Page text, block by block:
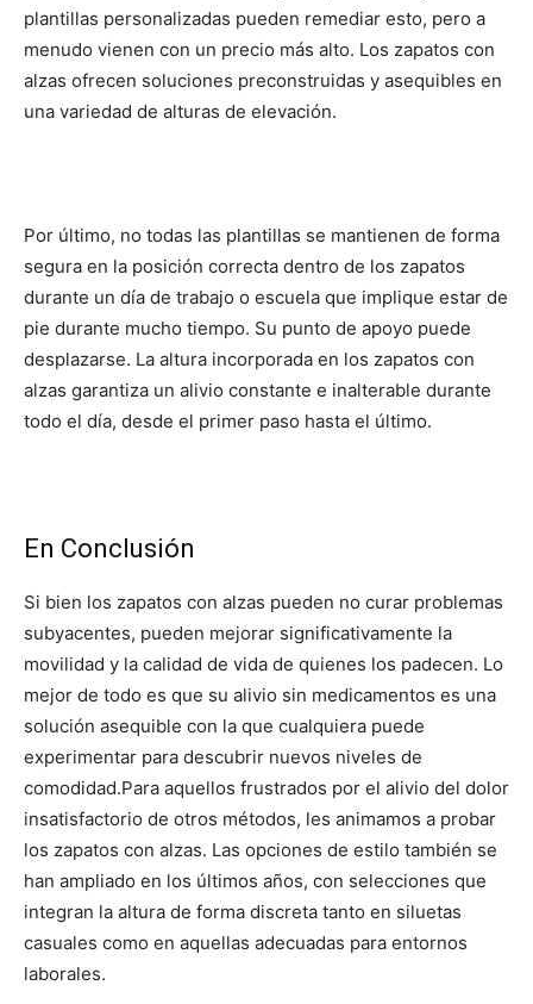
plantillas personalizadas pueden remediar esto, pero a
menudo vienen con un precio más alto. Los zapatos con
alzas ofrecen soluciones preconstruidas y asequibles en
una variedad de alturas de elevación.
Por último, no todas las plantillas se mantienen de forma
segura en la posición correcta dentro de los zapatos
durante un día de trabajo o escuela que implique estar de
pie durante mucho tiempo. Su punto de apoyo puede
desplazarse. La altura incorporada en los zapatos con
alzas garantiza un alivio constante e inalterable durante
todo el día, desde el primer paso hasta el último.
En Conclusión
Si bien los zapatos con alzas pueden no curar problemas
subyacentes, pueden mejorar significativamente la
movilidad y la calidad de vida de quienes los padecen. Lo
mejor de todo es que su alivio sin medicamentos es una
solución asequible con la que cualquiera puede
experimentar para descubrir nuevos niveles de
comodidad.Para aquellos frustrados por el alivio del dolor
insatisfactorio de otros métodos, les animamos a probar
los zapatos con alzas. Las opciones de estilo también se
han ampliado en los últimos años, con selecciones que
integran la altura de forma discreta tanto en siluetas
casuales como en aquellas adecuadas para entornos
laborales.